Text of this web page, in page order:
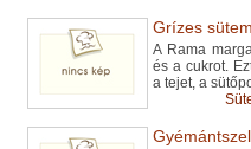
Grízes
A Rama
és a cukrot.
a tejet, a